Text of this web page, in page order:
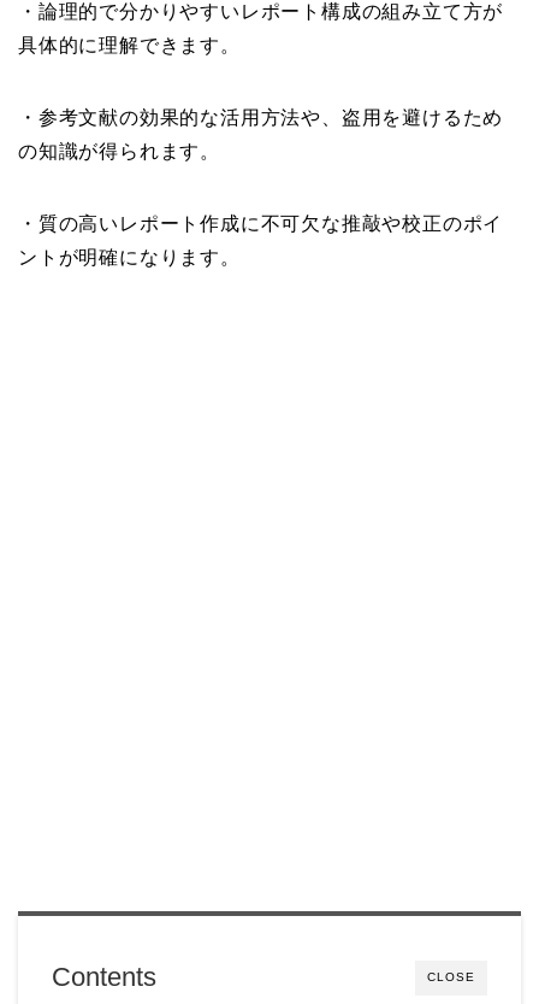
・論理的で分かりやすいレポート構成の組み立て方が
具体的に理解できます。
・参考文献の効果的な活用方法や、盗用を避けるため
の知識が得られます。
・質の高いレポート作成に不可欠な推敲や校正のポイ
ントが明確になります。
CLOSE
Contents